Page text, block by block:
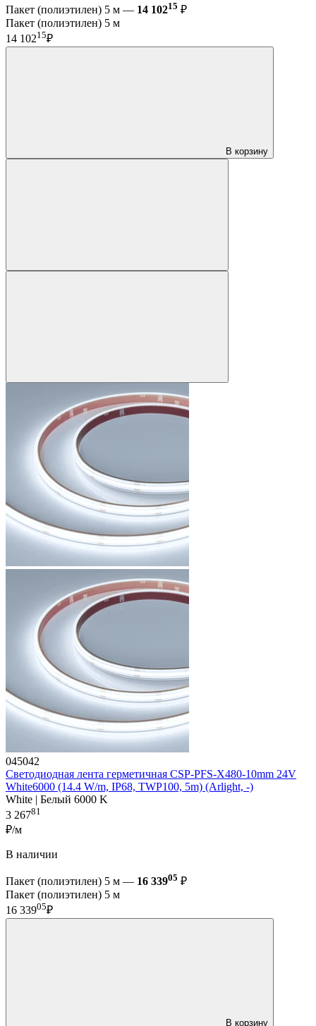
Пакет (полиэтилен) 5 м — 14 10215 ₽
Пакет (полиэтилен) 5 м
14 10215₽
В корзину
045042
Светодиодная лента герметичная CSP-PFS-X480-10mm 24V
White6000 (14.4 W/m, IP68, TWP100, 5m) (Arlight, -)
White | Белый 6000 K
3 26781
₽/м
В наличии
Пакет (полиэтилен) 5 м — 16 33905 ₽
Пакет (полиэтилен) 5 м
16 33905₽
В корзину